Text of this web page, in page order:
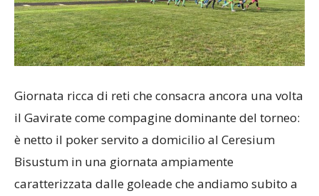
Giornata ricca di reti che consacra ancora una volta
il Gavirate come compagine dominante del torneo:
è netto il poker servito a domicilio al Ceresium
Bisustum in una giornata ampiamente
caratterizzata dalle goleade che andiamo subito a